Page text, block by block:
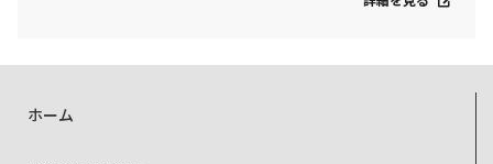
ホーム